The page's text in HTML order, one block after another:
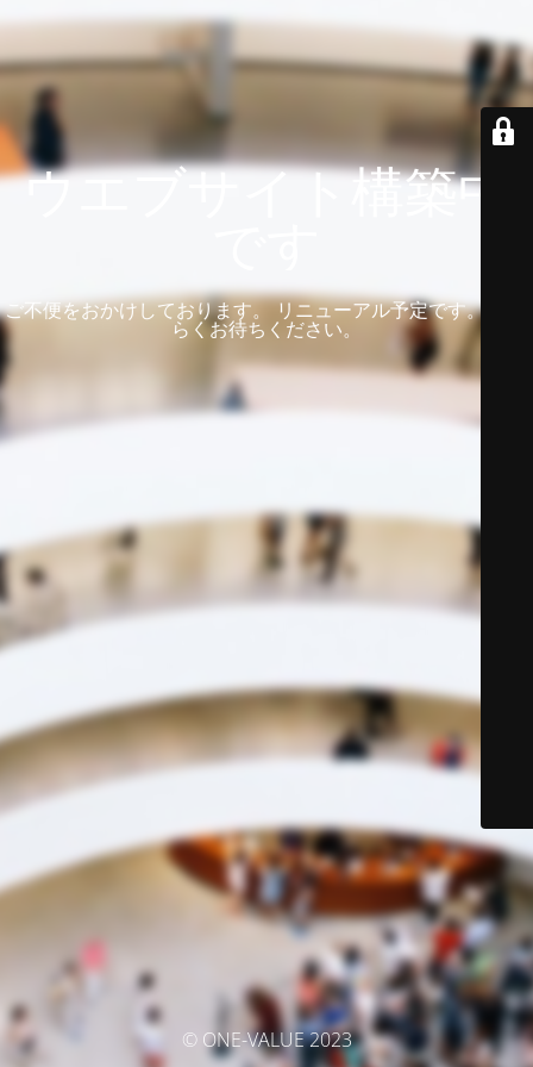
ウエブサイト構築中
ご不便をおかけしております。 リニューアル予定です。 しば
らくお待ちください。
© ONE-VALUE 2023